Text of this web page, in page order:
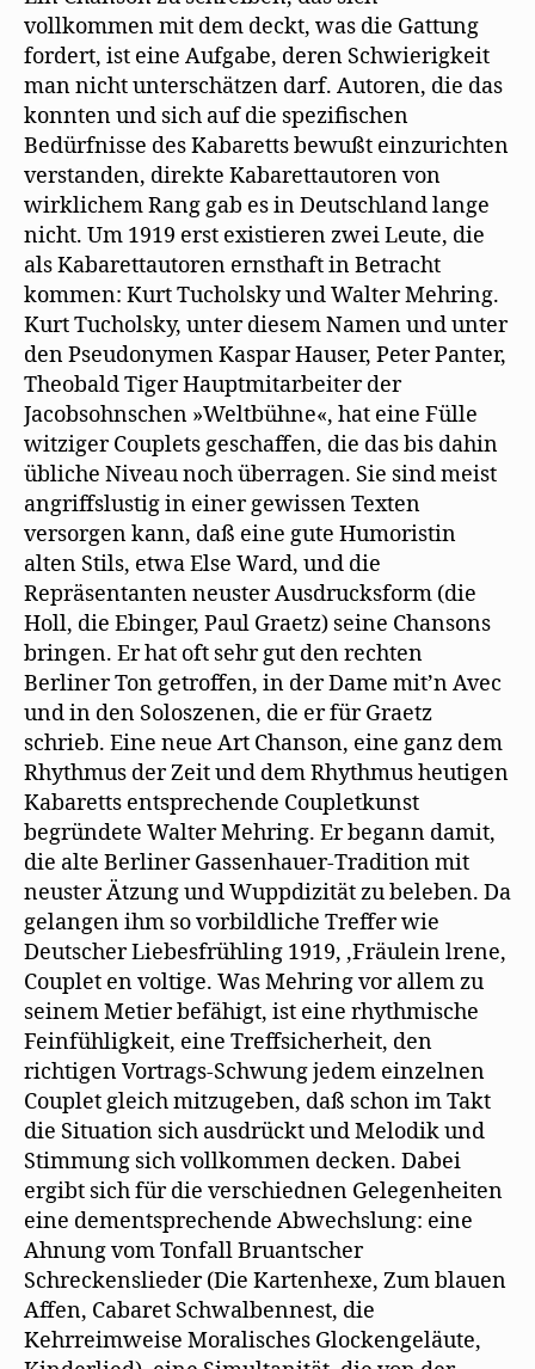
vollkommen mit dem deckt, was die Gattung
fordert, ist eine Aufgabe, deren Schwierigkeit
man nicht unterschätzen darf. Autoren, die das
konnten und sich auf die spezifischen
Bedürfnisse des Kabaretts bewußt einzurichten
verstanden, direkte Kabarettautoren von
wirklichem Rang gab es in Deutschland lange
nicht. Um 1919 erst existieren zwei Leute, die
als Kabarettautoren ernsthaft in Betracht
kommen: Kurt Tucholsky und Walter Mehring.
Kurt Tucholsky, unter diesem Namen und unter
den Pseudonymen Kaspar Hauser, Peter Panter,
Theobald Tiger Hauptmitarbeiter der
Jacobsohnschen »Weltbühne«, hat eine Fülle
witziger Couplets geschaffen, die das bis dahin
übliche Niveau noch überragen. Sie sind meist
angriffslustig in einer gewissen Texten
versorgen kann, daß eine gute Humoristin
alten Stils, etwa Else Ward, und die
Repräsentanten neuster Ausdrucksform (die
Holl, die Ebinger, Paul Graetz) seine Chansons
bringen. Er hat oft sehr gut den rechten
Berliner Ton getroffen, in der Dame mit’n Avec
und in den Soloszenen, die er für Graetz
schrieb. Eine neue Art Chanson, eine ganz dem
Rhythmus der Zeit und dem Rhythmus heutigen
Kabaretts entsprechende Coupletkunst
begründete Walter Mehring. Er begann damit,
die alte Berliner Gassenhauer-Tradition mit
neuster Ätzung und Wuppdizität zu beleben. Da
gelangen ihm so vorbildliche Treffer wie
Deutscher Liebesfrühling 1919, ‚Fräulein lrene,
Couplet en voltige. Was Mehring vor allem zu
seinem Metier befähigt, ist eine rhythmische
Feinfühligkeit, eine Treffsicherheit, den
richtigen Vortrags-Schwung jedem einzelnen
Couplet gleich mitzugeben, daß schon im Takt
die Situation sich ausdrückt und Melodik und
Stimmung sich vollkommen decken. Dabei
ergibt sich für die verschiednen Gelegenheiten
eine dementsprechende Abwechslung: eine
Ahnung vom Tonfall Bruantscher
Schreckenslieder (Die Kartenhexe, Zum blauen
Affen, Cabaret Schwalbennest, die
Kehrreimweise Moralisches Glockengeläute,